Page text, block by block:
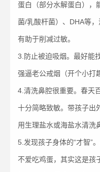
蛋白（部分水解蛋白），
菌/乳酸杆菌）、DHA等
有助于削减过敏。
3.防止被迫吸烟。最好能
强逼老公戒烟（开个小打
4.清洗鼻腔很重要。春天
十分简略致敏。带孩子出
用生理盐水或海盐水清洗
5.发现孩子身体的“才智”
不爱吃鸡蛋，其实这是孩